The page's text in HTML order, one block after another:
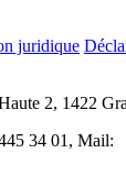
juridique
2, 1422
34 01, Mail: